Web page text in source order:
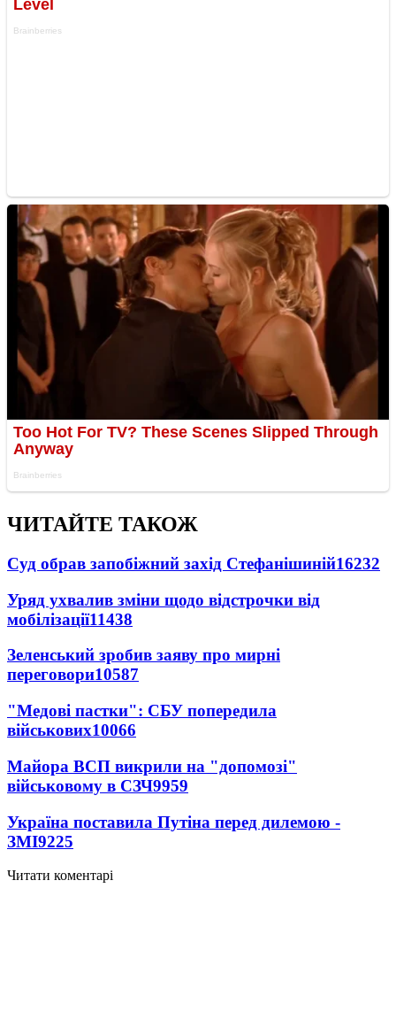
ЧИТАЙТЕ ТАКОЖ
Суд обрав запобіжний захід Стефанішиній16232
Уряд ухвалив зміни щодо відстрочки від
мобілізації11438
Зеленський зробив заяву про мирні
переговори10587
"Медові пастки": СБУ попередила
військових10066
Майора ВСП викрили на "допомозі"
військовому в СЗЧ9959
Україна поставила Путіна перед дилемою -
ЗМІ9225
Читати коментарі